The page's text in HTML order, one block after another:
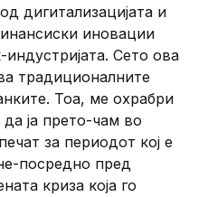
дигитализацијата и
иновации
Сето ова
традиционалните
Тоа, ме охрабри
ја прето-чам во
за периодот кој е
посредно пред
криза која го